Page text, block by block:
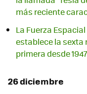
más reciente
La Fuerza
establece la
primera desde 1947
26 diciembre